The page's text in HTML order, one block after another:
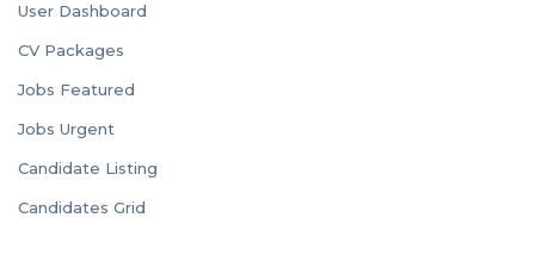
User Dashboard
CV Packages
Jobs Featured
Jobs Urgent
Candidate Listing
Candidates Grid